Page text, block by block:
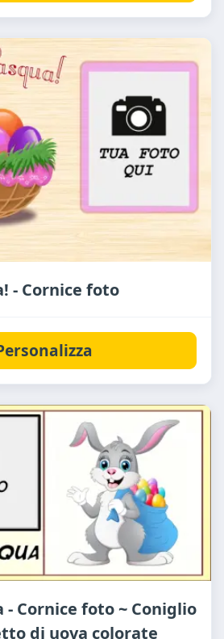
- Cornice foto
- Cornice foto ~ Coniglio
di uova colorate